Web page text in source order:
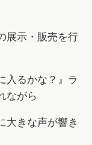
展示・販売を行
入るかな？』ラ
ながら
大きな声が響き